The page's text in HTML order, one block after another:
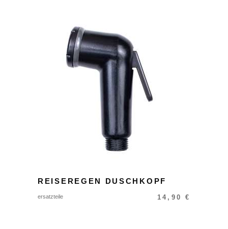
REISEREGEN DUSCHKOPF
14,90 €
ersatzteile